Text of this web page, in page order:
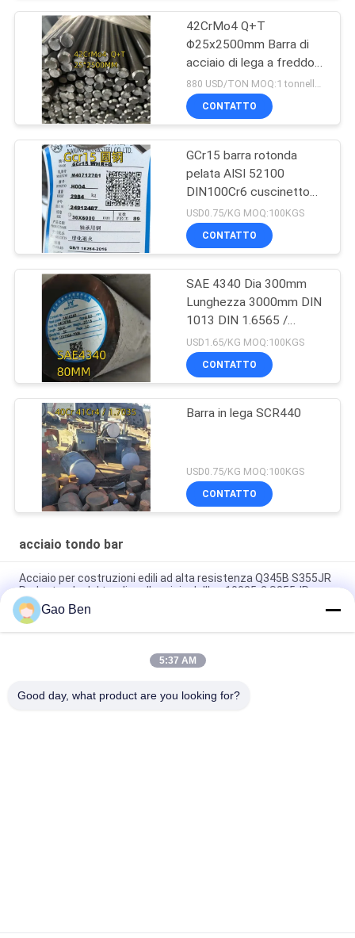
42CrMo4 Q+T
Φ25x2500mm Barra di
acciaio di lega a freddo
42CrMo4 Normalizzato
Estinto
880 USD/TON MOQ:1 tonnellata
CONTATTO
GCr15 barra rotonda
pelata AISI 52100
DIN100Cr6 cuscinetto
canna di lega OD 30 mm
USD0.75/KG MOQ:100KGS
CONTATTO
SAE 4340 Dia 300mm
Lunghezza 3000mm DIN
1013 DIN 1.6565 /
40CrNiMo 6 QT Bar
solida
USD1.65/KG MOQ:100KGS
CONTATTO
Barra in lega SCR440
USD0.75/KG MOQ:100KGS
CONTATTO
acciaio tondo bar
Acciaio per costruzioni edili ad alta resistenza Q345B S355JR
Rod rotondo del tondino d'acciaio dell'en 10025-2 S355JR
Barra rotonda di acciaio di lega 42CrMo AISI4140 42CrMo4
Q+T estinta normalizada EN10083
Stagno rotondo in acciaio laminato a caldo 34CrNiMo6 DIN
Gao Ben
5:37 AM
Good day, what product are you looking for?